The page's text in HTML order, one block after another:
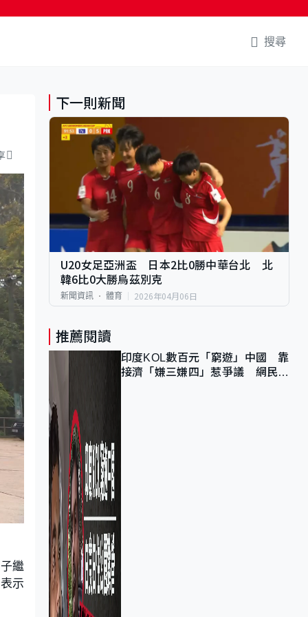
搜尋
繼
示
下一則新聞
U20女足亞洲盃 日本2比0勝中華台北 北
韓6比0大勝烏茲別克
新聞資訊 體育 2026年04月06日
推薦閱讀
印度KOL數百元「窮遊」中國 靠
接濟「嫌三嫌四」惹爭議 網民：